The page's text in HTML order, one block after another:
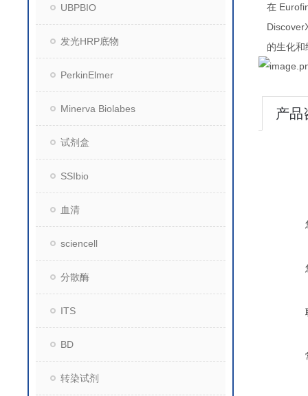
UBPBIO
发光HRP底物
PerkinElmer
Minerva Biolabes
试剂盒
SSIbio
血清
sciencell
分散酶
ITS
BD
转染试剂
在
的生化
产品